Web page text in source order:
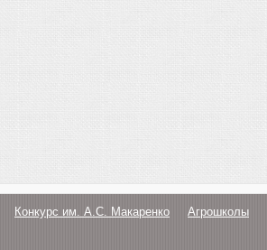
Конкурс им. А.С. Макаренко Агрошколы